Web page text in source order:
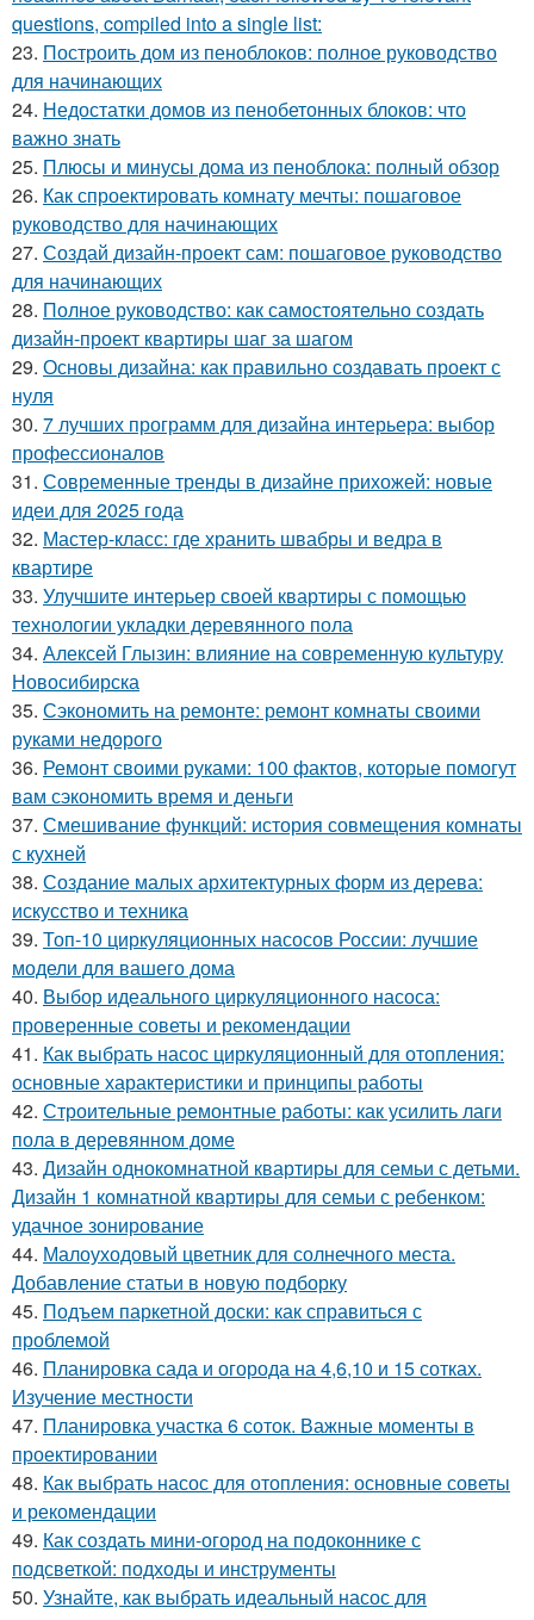
questions, compiled into a single list:
23. Построить дом из пеноблоков: полное руководство
для начинающих
24. Недостатки домов из пенобетонных блоков: что
важно знать
25. Плюсы и минусы дома из пеноблока: полный обзор
26. Как спроектировать комнату мечты: пошаговое
руководство для начинающих
27. Создай дизайн-проект сам: пошаговое руководство
для начинающих
28. Полное руководство: как самостоятельно создать
дизайн-проект квартиры шаг за шагом
29. Основы дизайна: как правильно создавать проект с
нуля
30. 7 лучших программ для дизайна интерьера: выбор
профессионалов
31. Современные тренды в дизайне прихожей: новые
идеи для 2025 года
32. Мастер-класс: где хранить швабры и ведра в
квартире
33. Улучшите интерьер своей квартиры с помощью
технологии укладки деревянного пола
34. Алексей Глызин: влияние на современную культуру
Новосибирска
35. Сэкономить на ремонте: ремонт комнаты своими
руками недорого
36. Ремонт своими руками: 100 фактов, которые помогут
вам сэкономить время и деньги
37. Смешивание функций: история совмещения комнаты
с кухней
38. Создание малых архитектурных форм из дерева:
искусство и техника
39. Топ-10 циркуляционных насосов России: лучшие
модели для вашего дома
40. Выбор идеального циркуляционного насоса:
проверенные советы и рекомендации
41. Как выбрать насос циркуляционный для отопления:
основные характеристики и принципы работы
42. Строительные ремонтные работы: как усилить лаги
пола в деревянном доме
43. Дизайн однокомнатной квартиры для семьи с детьми.
Дизайн 1 комнатной квартиры для семьи с ребенком:
удачное зонирование
44. Малоуходовый цветник для солнечного места.
Добавление статьи в новую подборку
45. Подъем паркетной доски: как справиться с
проблемой
46. Планировка сада и огорода на 4,6,10 и 15 сотках.
Изучение местности
47. Планировка участка 6 соток. Важные моменты в
проектировании
48. Как выбрать насос для отопления: основные советы
и рекомендации
49. Как создать мини-огород на подоконнике с
подсветкой: подходы и инструменты
50. Узнайте, как выбрать идеальный насос для